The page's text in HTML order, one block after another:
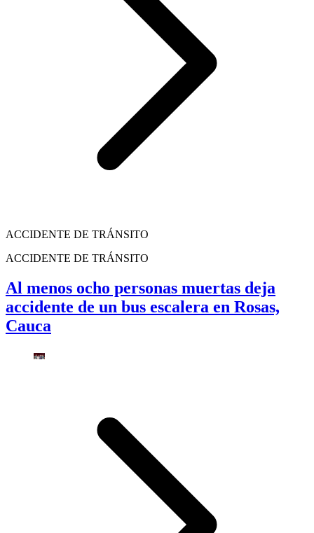
ACCIDENTE DE TRÁNSITO
ACCIDENTE DE TRÁNSITO
Al menos ocho personas muertas deja
accidente de un bus escalera en Rosas,
Cauca